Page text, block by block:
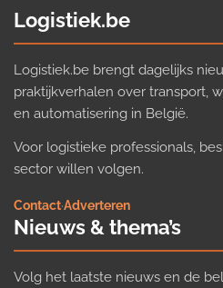
Logistiek.be
Logistiek.be brengt dagelijks
praktijkverhalen over transport,
en automatisering in België.
Voor logistieke professionals,
sector willen volgen.
Contact·Adverteren
Nieuws & thema’s
Volg het laatste nieuws en de